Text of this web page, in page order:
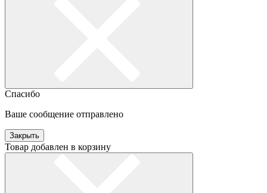
Спасибо
Ваше сообщение отправлено
Закрыть
Товар добавлен в корзину